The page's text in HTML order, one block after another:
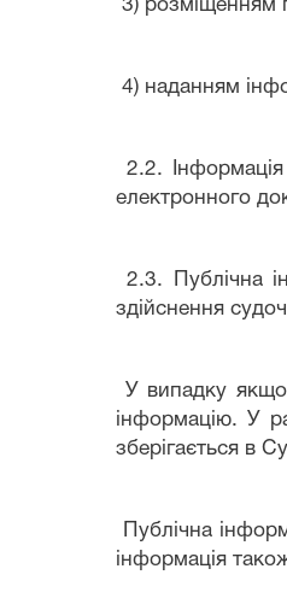
3) розміщенням
4) наданням
2.2.
електронного
2.3. Публічна
здійснення
У випадку якщо
інформацію. У
зберігається в
Публічна
інформація